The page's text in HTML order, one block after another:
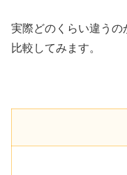
実際どのくらい違うの
比較してみます。